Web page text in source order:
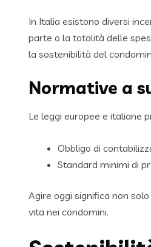
In Italia esistono diversi
parte o la totalità delle
la sostenibilità del
Normative a
Le leggi europee e italiane
Obbligo di
Standard minimi di
Agire oggi significa non
vita nei condomini.